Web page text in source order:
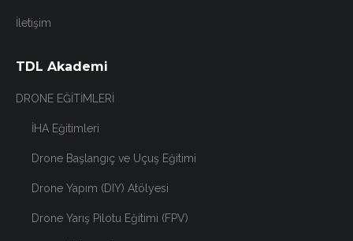
İletişim
TDL Akademi
DRONE EĞİTİMLERİ
İHA Eğitimleri
Drone Başlangıç ve Uçuş Eğitimi
Drone Yapım (DIY) Atölyesi
Drone Yarış Pilotu Eğitimi (FPV)